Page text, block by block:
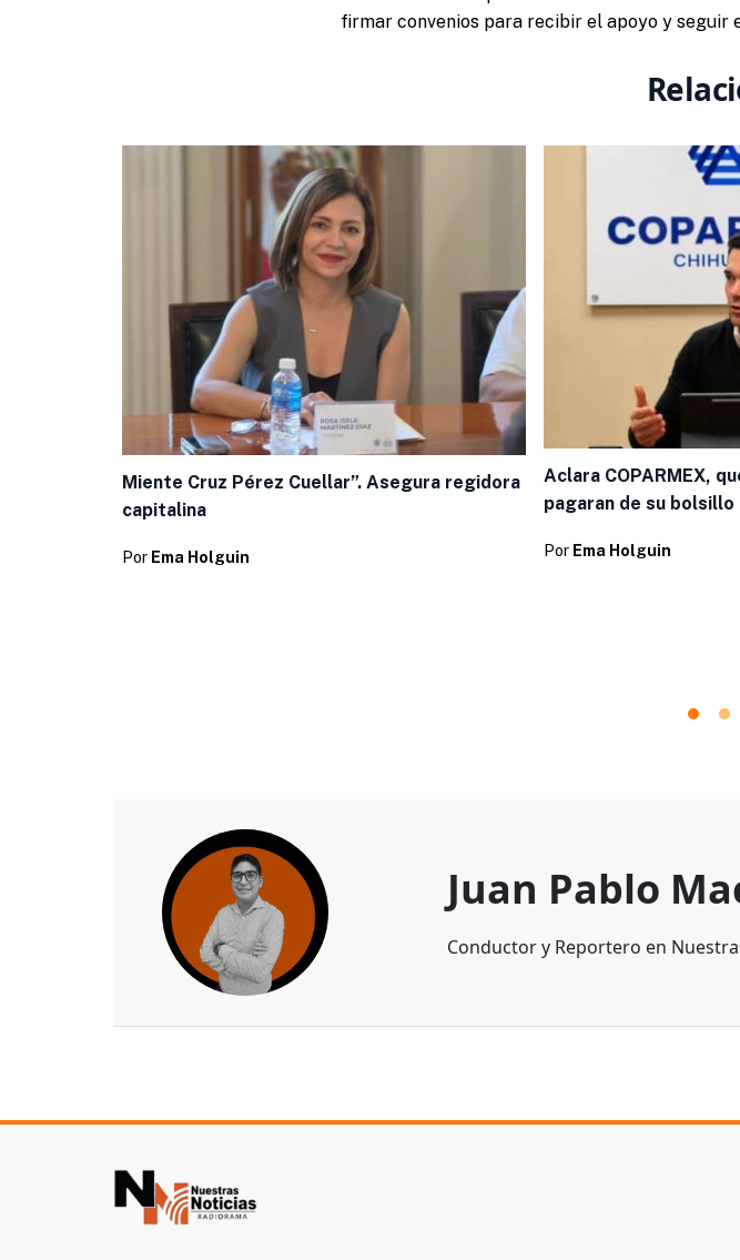
firmar convenios para recibir el apoyo y seguir
Miente Cruz Pérez Cuellar”. Asegura regidora
capitalina
Por Ema Holguin
Aclara COPARMEX,
pagaran de su bolsillo
Por Ema Holguin
Juan Pablo
Conductor y Reportero en